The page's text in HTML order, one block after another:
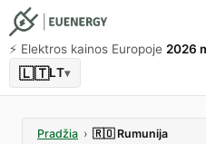
⚡️ Elektros kainos Europoje 2026
🇱🇹LT▾
Pradžia › 🇷🇴 Rumunija